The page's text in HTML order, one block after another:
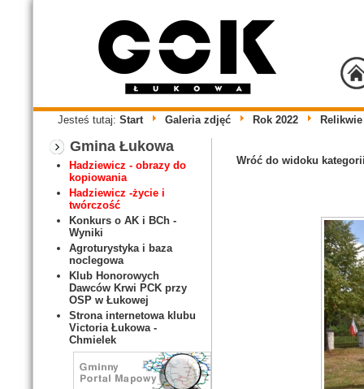
Jesteś tutaj: Start Galeria zdjęć Rok 2022
Gmina Łukowa
Hadziewicz - obrazy do
kopiowania
Hadziewicz -życie i
twórczość
Konkurs o AK i BCh -
Wyniki
Agroturystyka i baza
noclegowa
Klub Honorowych
Dawców Krwi PCK przy
OSP w Łukowej
Strona internetowa klubu
Victoria Łukowa -
Chmielek
Wróć do widoku